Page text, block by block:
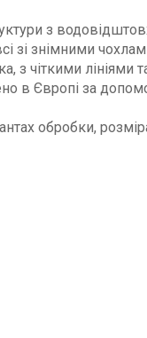
з
зі знімними
з чіткими лініями
в Європі за
обробки,